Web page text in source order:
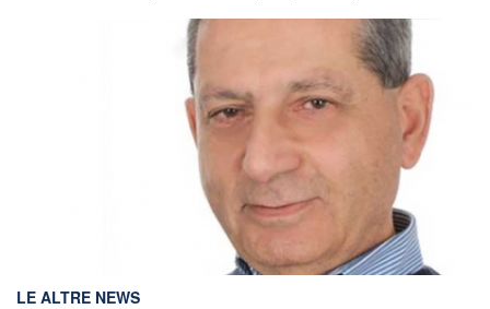
ritrovamento del corpo senza vita di un neonato ha
attivato le indagini della procura di Palmi che mirano a
fare luce sull’accaduto. Non si hanno, al momento,
LE ALTRE NEWS